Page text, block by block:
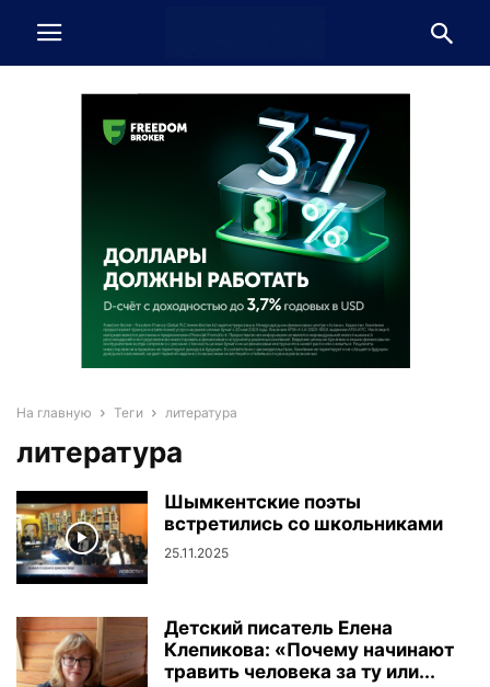
На главную Теги литература
литература
Шымкентские поэты
встретились со школьниками
25.11.2025
Детский писатель Елена
Клепикова: «Почему начинают
травить человека за ту или...